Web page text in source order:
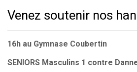
Venez soutenir nos
16h au Gymnase Coubertin
SENIORS Masculins 1 contre